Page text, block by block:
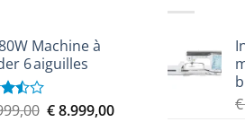
Machine à
6 aiguilles
Le
€8.999,00Le
€